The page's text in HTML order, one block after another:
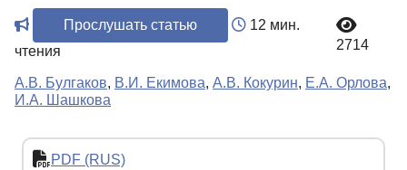
Прослушать статью
12 мин.
чтения
2714
А.В. Булгаков, В.И. Екимова, А.В. Кокурин, Е.А. Орлова,
И.А. Шашкова
PDF (RUS)